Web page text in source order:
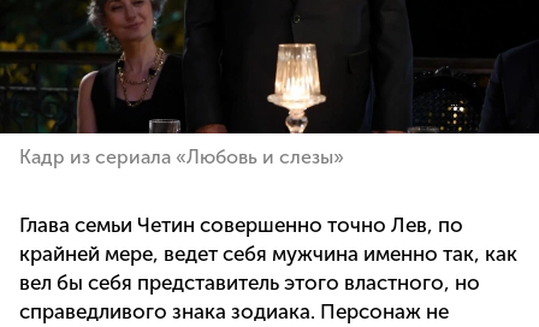
Кадр из сериала «Любовь и слезы»
Глава семьи Четин совершенно точно Лев, по
крайней мере, ведет себя мужчина именно так, как
вел бы себя представитель этого властного, но
справедливого знака зодиака. Персонаж не